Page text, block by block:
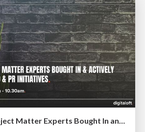
How to Get Subject Matter Experts Bought In and Actively Contributing to SEO & PR Initiatives.